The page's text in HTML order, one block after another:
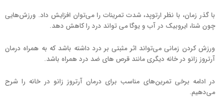
با گذر زمان، با نظر ارتوپد، شدت تمرینات را می‌توان افزایش داد. ورزش‌هایی
چون شنا، ایروبیک در آب و یوگا می تواند درد را کاهش دهد.
ورزش کردن زمانی می‌تواند اثر مثبتی بر درد داشته باشد که به همراه درمان‌
آرتروز زانو در خانه دیگری مانند قرص های ضد درد همراه باشد.
در ادامه برخی تمرین‌های مناسب برای درمان آرتروز زانو در خانه را شرح
می‌دهیم.